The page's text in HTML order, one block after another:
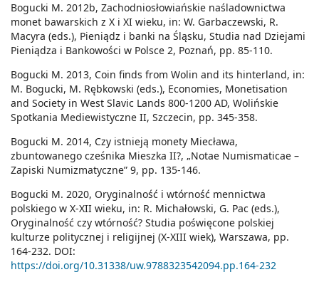
Bogucki M. 2012b, Zachodniosłowiańskie naśladownictwa
monet bawarskich z X i XI wieku, in: W. Garbaczewski, R.
Macyra (eds.), Pieniądz i banki na Śląsku, Studia nad Dziejami
Pieniądza i Bankowości w Polsce 2, Poznań, pp. 85-110.
Bogucki M. 2013, Coin finds from Wolin and its hinterland, in:
M. Bogucki, M. Rębkowski (eds.), Economies, Monetisation
and Society in West Slavic Lands 800-1200 AD, Wolińskie
Spotkania Mediewistyczne II, Szczecin, pp. 345-358.
Bogucki M. 2014, Czy istnieją monety Miecława,
zbuntowanego cześnika Mieszka II?, „Notae Numismaticae –
Zapiski Numizmatyczne” 9, pp. 135-146.
Bogucki M. 2020, Oryginalność i wtórność mennictwa
polskiego w X-XII wieku, in: R. Michałowski, G. Pac (eds.),
Oryginalność czy wtórność? Studia poświęcone polskiej
kulturze politycznej i religijnej (X-XIII wiek), Warszawa, pp.
164-232. DOI:
https://doi.org/10.31338/uw.9788323542094.pp.164-232